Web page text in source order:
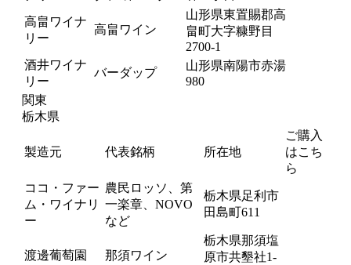
高畠ワイナ
リー
高畠ワイン
山形県東置賜郡高
畠町大字糠野目
2700-1
酒井ワイナ
リー
バーダップ
山形県南陽市赤湯
980
関東
栃木県
製造元 代表銘柄 所在地
ご購入
はこち
ら
ココ・ファー
ム・ワイナリ
ー
農民ロッソ、第
一楽章、NOVO
など
栃木県足利市
田島町611
渡邊葡萄園 那須ワイン
栃木県那須塩
原市共墾社1-